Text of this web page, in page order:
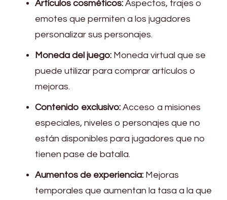
Artículos cosméticos: Aspectos, trajes o
emotes que permiten a los jugadores
personalizar sus personajes.
Moneda del juego: Moneda virtual que se
puede utilizar para comprar artículos o
mejoras.
Contenido exclusivo: Acceso a misiones
especiales, niveles o personajes que no
están disponibles para jugadores que no
tienen pase de batalla.
Aumentos de experiencia: Mejoras
temporales que aumentan la tasa a la que